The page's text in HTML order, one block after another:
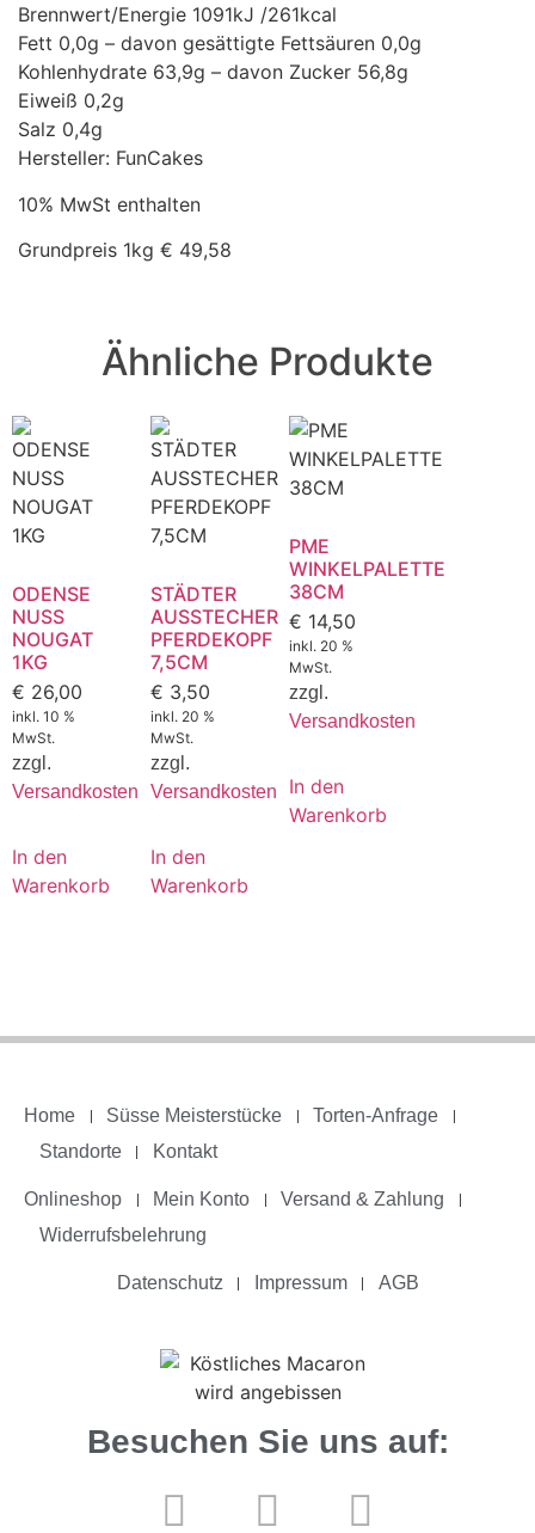
Brennwert/Energie 1091kJ /261kcal
Fett 0,0g – davon gesättigte Fettsäuren 0,0g
Kohlenhydrate 63,9g – davon Zucker 56,8g
Eiweiß 0,2g
Salz 0,4g
Hersteller: FunCakes
10% MwSt enthalten
Grundpreis 1kg € 49,58
Ähnliche Produkte
ODENSE
NUSS
NOUGAT
1KG
€ 26,00
inkl. 10 %
MwSt.
zzgl.
Versandkosten
In den
Warenkorb
STÄDTER
AUSSTECHER
PFERDEKOPF
7,5CM
€ 3,50
inkl. 20 %
MwSt.
zzgl.
Versandkosten
In den
Warenkorb
PME
WINKELPALETTE
38CM
€ 14,50
inkl. 20 %
MwSt.
zzgl.
Versandkosten
In den
Warenkorb
Home Süsse Meisterstücke
Torten-Anfrage
Standorte
Kontakt
Onlineshop Mein Konto
Versand & Zahlung
Widerrufsbelehrung
Datenschutz Impressum AGB
Besuchen Sie uns auf: